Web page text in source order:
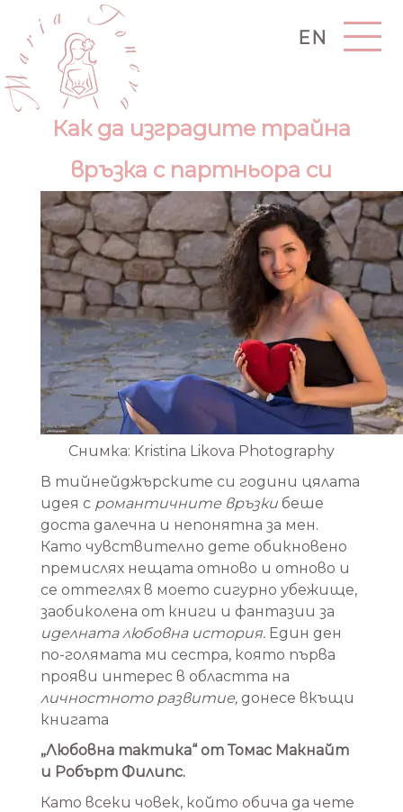
EN
Как да изградите трайна
връзка с партньора си
Снимка: Kristina Likova Photography
В тийнейджърските си години цялата
идея с романтичните връзкибеше
доста далечна и непонятна за мен.
Като чувствително дете обикновено
премислях нещата отново и отново и
се оттеглях в моето сигурно убежище,
заобиколена от книги и фантазии за
иделната любовна история.Един ден
по-голямата ми сестра, която първа
прояви интерес в областта на
личностното развитие,донесе вкъщи
книгата
„Любовна тактика“ от Томас Макнайт
и Робърт Филипс.
Като всеки човек, който обича да чете